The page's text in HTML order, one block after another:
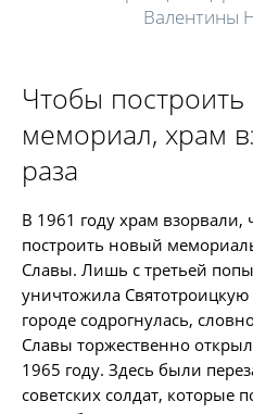
Валентины
Чтобы
мемориал, храм
раза
В 1961 году храм взорвали,
построить новый
Славы. Лишь с третьей
уничтожила Святотроицкую
городе содрогнулась,
Славы торжественно
1965 году. Здесь были
советских солдат, которые